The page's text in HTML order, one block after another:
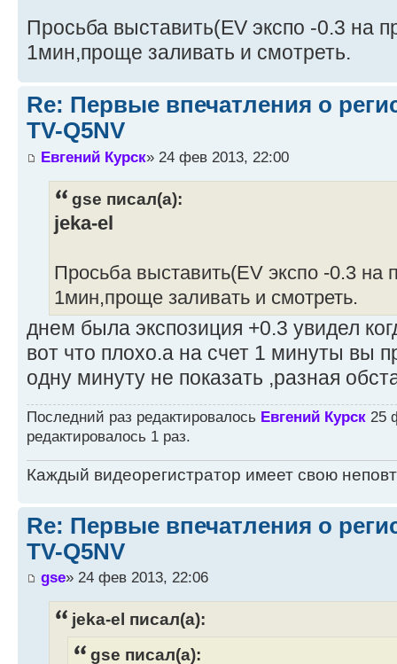
Просьба выставить(EV экспо -0.3 на
1мин,проще заливать и смотреть.
Re: Первые впечатления о
TV-Q5NV
Евгений Курск» 24 фев 2013, 22:00
gse писал(а):
jeka-el
Просьба выставить(EV экспо -0.3 на
1мин,проще заливать и смотреть.
днем была экспозиция +0.3 увидел
вот что плохо.а на счет 1 минуты вы
одну минуту не показать ,разная
Последний раз редактировалось Евгений Курск 25
редактировалось 1 раз.
Каждый видеорегистратор имеет свою
Re: Первые впечатления о
TV-Q5NV
gse» 24 фев 2013, 22:06
jeka-el писал(а):
gse писал(а):